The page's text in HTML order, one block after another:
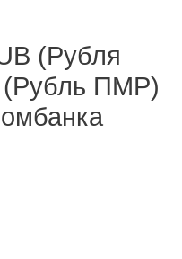
(Рубля
(Рубль ПМР)